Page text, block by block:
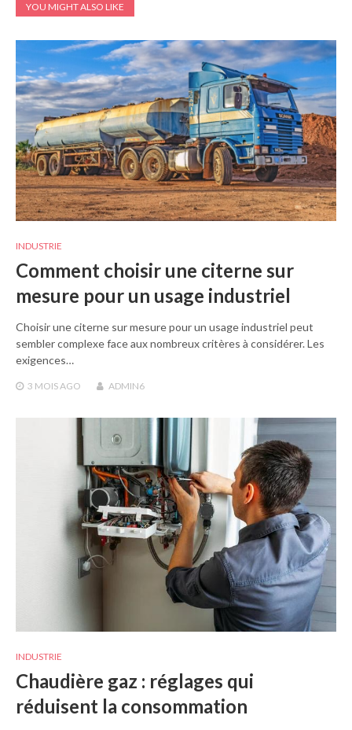
YOU MIGHT ALSO LIKE
INDUSTRIE
Comment choisir une citerne sur
mesure pour un usage industriel
Choisir une citerne sur mesure pour un usage industriel peut
sembler complexe face aux nombreux critères à considérer. Les
exigences…
3 MOISAGO ADMIN6
INDUSTRIE
Chaudière gaz : réglages qui
réduisent la consommation